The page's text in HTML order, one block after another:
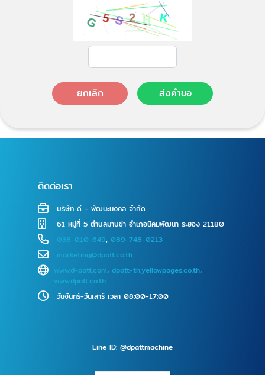
ยกเลิก ส่งคำขอ
ติดต่อเรา
บริษัท ดี - พัฒนะมงคล จำกัด
61 หมู่ที่ 5 ตำบลมาบข่า อำเภอนิคมพัฒนา ระยอง 21180
038-010-649, 089-748-0213
marketing@dpatt.co.th
www.d-patt.com,dpatt-th.yellowpages.co.th,
www.dpatt.co.th
วันจันทร์-วันเสาร์ เวลา 08:00-17:00
Line ID: @dpattmachine